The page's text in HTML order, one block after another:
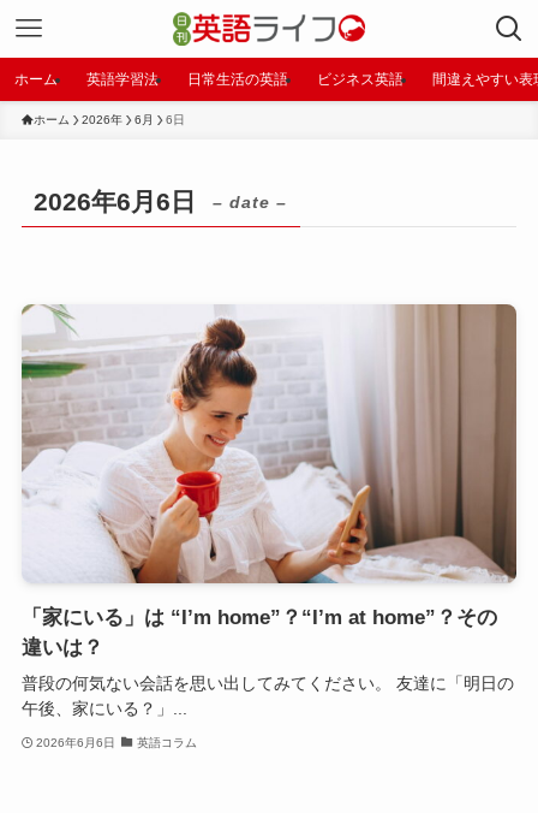
ホーム 英語学習法 日常生活の英語 ビジネス英語 間違えやすい表
ホーム 2026年 6月 6日
2026年6月6日 – date –
「家にいる」は “I’m home”？“I’m at home”？その
違いは？
普段の何気ない会話を思い出してみてください。 友達に「明日の
午後、家にいる？」...
2026年6月6日 英語コラム